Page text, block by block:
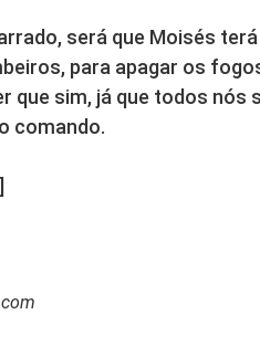
será que Moisés
para apagar os
que sim, já que todos nós
comando.